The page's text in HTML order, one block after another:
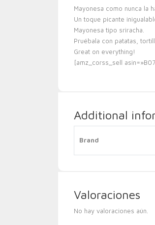
Mayonesa como nunca la
Un toque picante
Mayonesa tipo sriracha.
Pruébala con patatas,
Great on everything!
[amz_corss_sell
Additional
Brand
Valoraciones
No hay valoraciones aún.